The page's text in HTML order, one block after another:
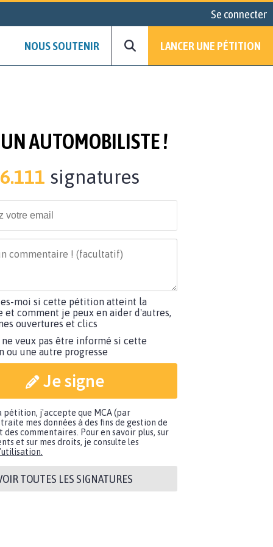
Se connecter
NOUS SOUTENIR LANCER UNE PÉTITION
UN AUTOMOBILISTE !
signatures
moi si cette pétition atteint la
et comment je peux en aider d'autres,
ouvertures et clics
ne veux pas être informé si cette
ou une autre progresse
Je signe
pétition, j'accepte que MCA (par
mes données à des fins de gestion de
des commentaires. Pour en savoir plus, sur
et sur mes droits, je consulte les
TOUTES LES SIGNATURES